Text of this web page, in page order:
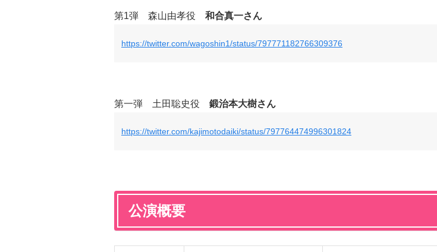
第1弾 森山由孝役 和合真一さん
https://twitter.com/wagoshin1/status/797771182766309376
第一弾 土田聡史役 鍛治本大樹さん
https://twitter.com/kajimotodaiki/status/797764474996301824
公演概要